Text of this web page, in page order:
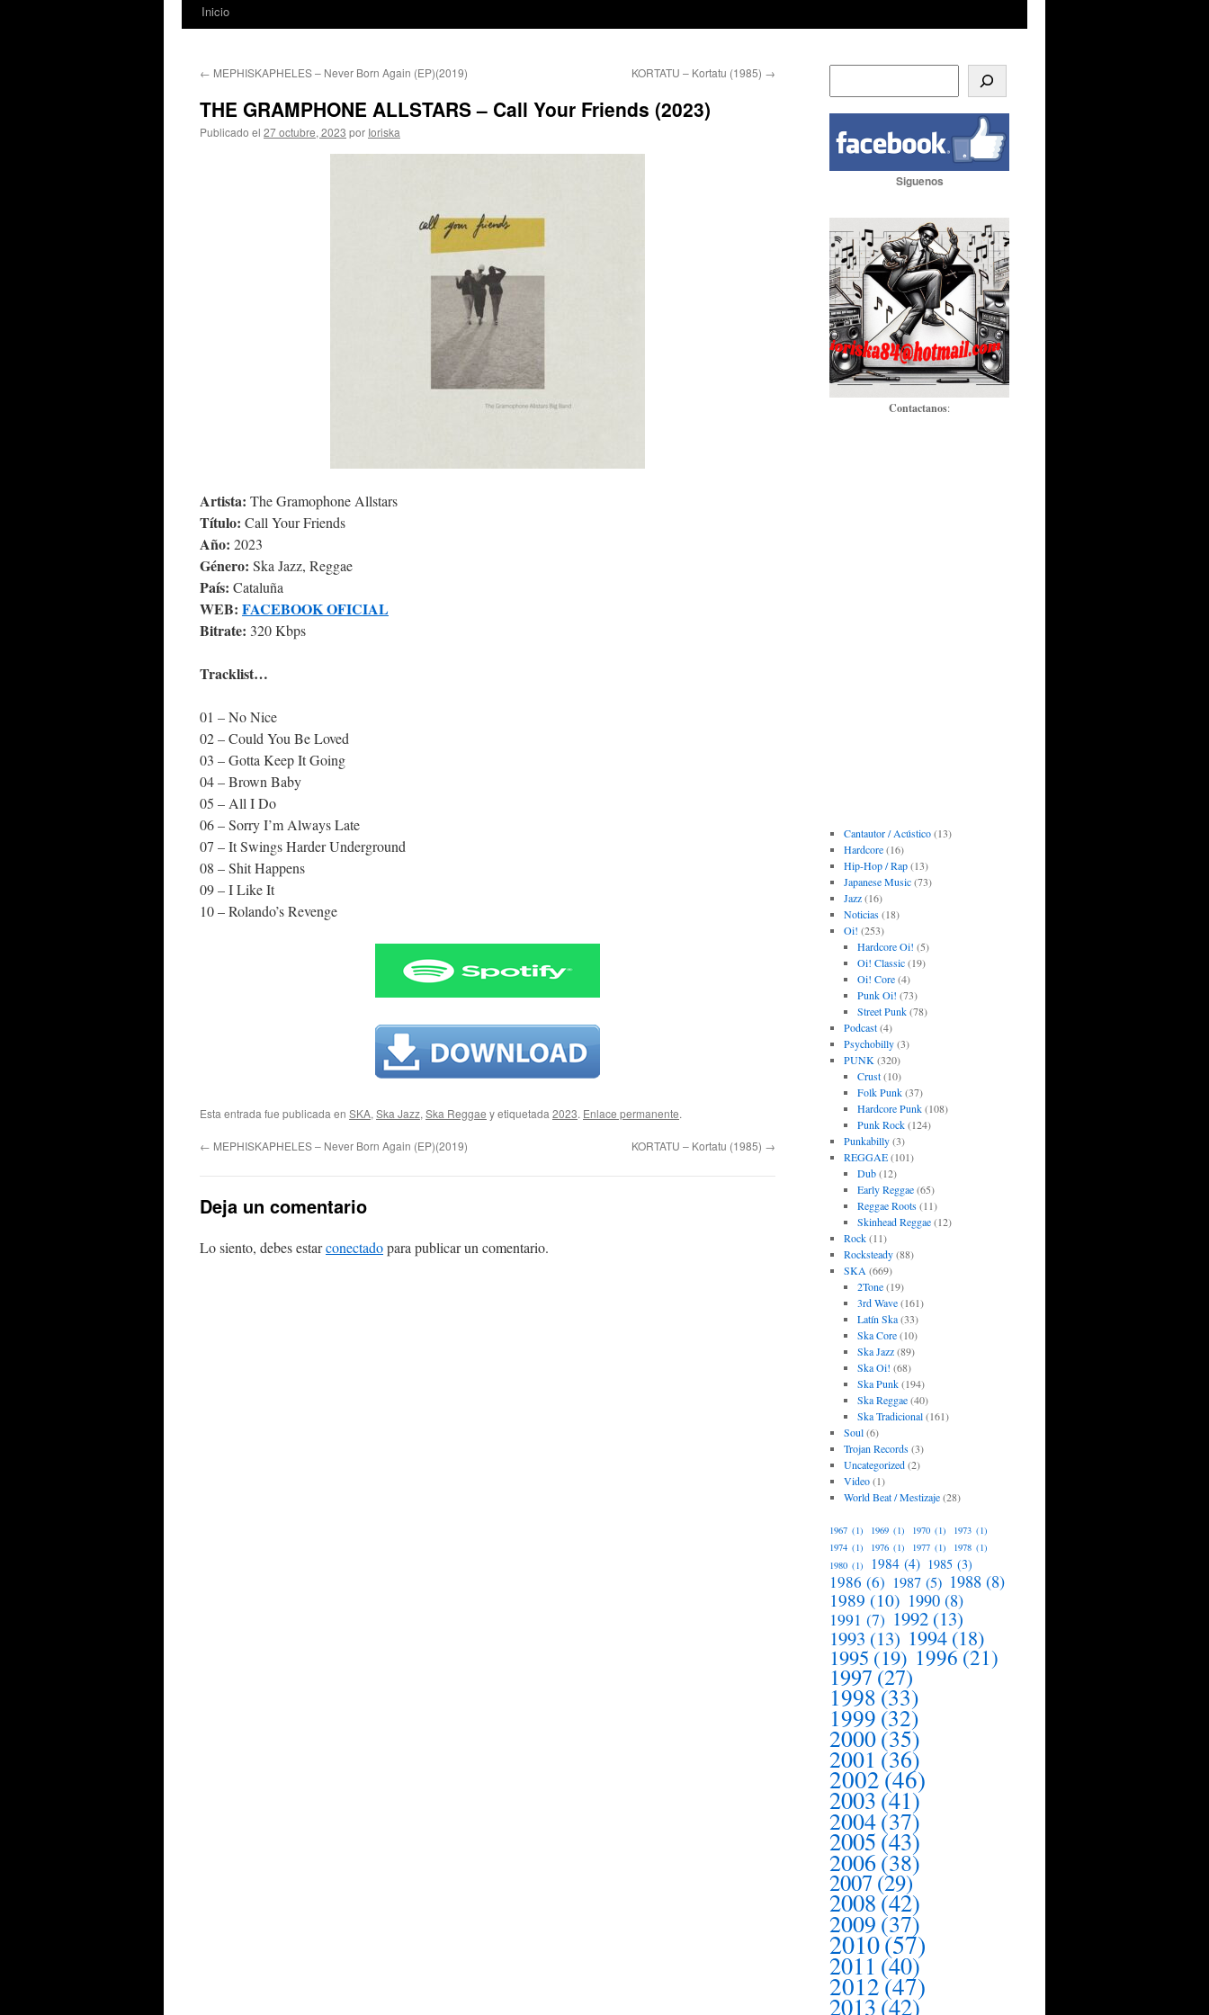
Inicio
← MEPHISKAPHELES – Never Born Again (EP)(2019) KORTATU – Kortatu (1985) →
THE GRAMPHONE ALLSTARS – Call Your Friends (2023)
Publicado el 27 octubre, 2023 por Ioriska
Artista: The Gramophone Allstars
Título: Call Your Friends
Año: 2023
Género: Ska Jazz, Reggae
País: Cataluña
WEB: FACEBOOK OFICIAL
Bitrate: 320 Kbps
Tracklist…
01 – No Nice
02 – Could You Be Loved
03 – Gotta Keep It Going
04 – Brown Baby
05 – All I Do
06 – Sorry I’m Always Late
07 – It Swings Harder Underground
08 – Shit Happens
09 – I Like It
10 – Rolando’s Revenge
Esta entrada fue publicada en SKA, Ska Jazz, Ska Reggae y etiquetada 2023. Enlace permanente.
← MEPHISKAPHELES – Never Born Again (EP)(2019) KORTATU – Kortatu (1985) →
Deja un comentario
Lo siento, debes estarconectadopara publicar un comentario.
Siguenos
Contactanos:
Cantautor / Acústico(13)
Hardcore(16)
Hip-Hop / Rap(13)
Japanese Music(73)
Jazz(16)
Noticias(18)
Oi! (253)
Hardcore Oi! (5)
Oi! Classic(19)
Oi! Core(4)
Punk Oi! (73)
Street Punk(78)
Podcast(4)
Psychobilly(3)
PUNK (320)
Crust(10)
Folk Punk(37)
Hardcore Punk(108)
Punk Rock(124)
Punkabilly(3)
REGGAE(101)
Dub(12)
Early Reggae(65)
Reggae Roots(11)
Skinhead Reggae(12)
Rock(11)
Rocksteady(88)
SKA (669)
2Tone(19)
3rd Wave(161)
Latín Ska(33)
Ska Core(10)
Ska Jazz(89)
Ska Oi! (68)
Ska Punk(194)
Ska Reggae(40)
Ska Tradicional(161)
Soul(6)
Trojan Records(3)
Uncategorized(2)
Video(1)
World Beat / Mestizaje(28)
1967 (1) 1969 (1) 1970 (1) 1973 (1)
1974 (1) 1976 (1) 1977 (1) 1978 (1)
1980 (1) 1984 (4) 1985 (3)
1986 (6) 1987 (5) 1988 (8)
1989 (10) 1990 (8)
1991 (7) 1992 (13)
1993 (13) 1994 (18)
1995 (19) 1996 (21)
1997(27)
1998(33)
1999 (32)
2000(35)
2001 (36)
2002(46)
2003 (41)
2004(37)
2005(43)
2006(38)
2007 (29)
2008(42)
2009 (37)
2010(57)
2011 (40)
2012(47)
2013 (42)